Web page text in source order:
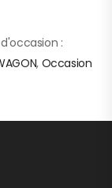
:
, Occasion